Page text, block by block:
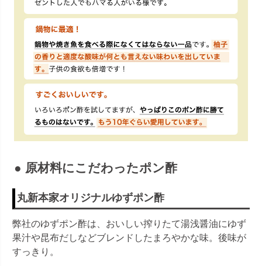
● 原材料にこだわったポン酢
丸新本家オリジナルゆずポン酢
弊社のゆずポン酢は、おいしい搾りたて湯浅醤油にゆず
果汁や昆布だしなどブレンドしたまろやかな味。後味が
すっきり。